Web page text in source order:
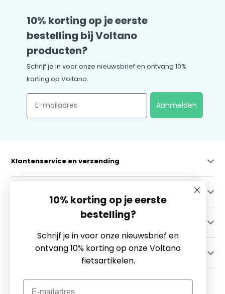
10% korting op je eerste
bestelling bij Voltano
producten?
Schrijf je in voor onze nieuwsbrief en ontvang 10%
korting op Voltano.
Email
Aanmelden
Klantenservice en verzending
Contact
10% korting op je eerste
bestelling?
Schrijf je in voor onze nieuwsbrief en
ontvang 10% korting op onze Voltano
fietsartikelen.
Email